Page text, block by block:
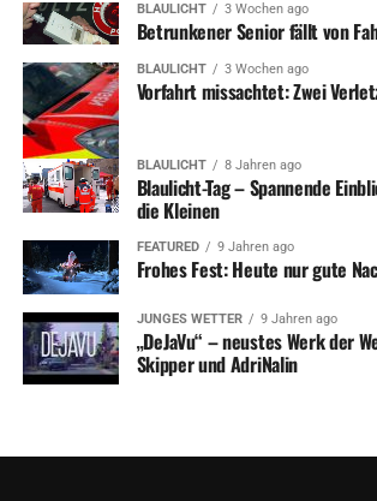
BLAULICHT 3 Wochen ago
Betrunkener Senior fällt von
BLAULICHT 3 Wochen ago
Vorfahrt missachtet: Zwei
BLAULICHT 8 Jahren ago
Blaulicht-Tag – Spannende
die Kleinen
FEATURED 9 Jahren ago
Frohes Fest: Heute nur gute
JUNGES WETTER 9 Jahren ago
„DeJaVu“ – neustes Werk der
Skipper und AdriNalin